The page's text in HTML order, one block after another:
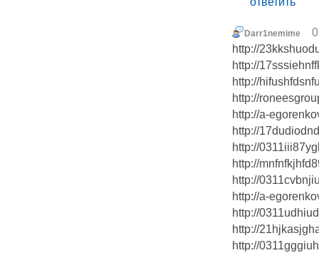
Darr1nemime
http://
http://
http://
http://
http://a-
http://
http://
http://
http://
http://a-
http://
http://
http://